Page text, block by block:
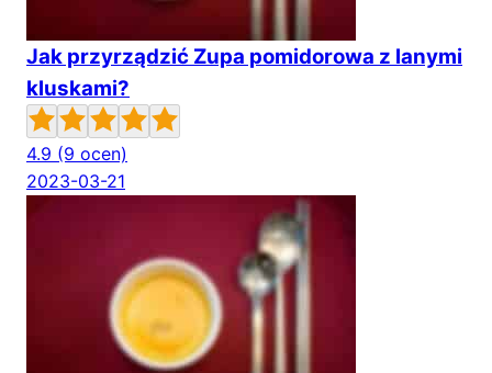
Jak przyrządzić Zupa pomidorowa z lanymi
kluskami?
4.9 (9 ocen)
2023-03-21